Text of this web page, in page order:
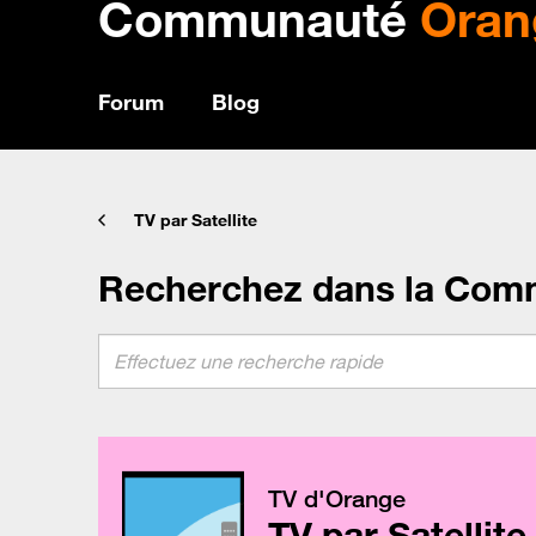
Communauté
Forum Blog
TV par Satellite
Recherchez dans la
TV d'Orange